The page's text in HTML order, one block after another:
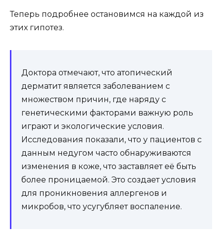
Теперь подробнее остановимся на каждой из
этих гипотез.
Доктора отмечают, что атопический
дерматит является заболеванием с
множеством причин, где наряду с
генетическими факторами важную роль
играют и экологические условия.
Исследования показали, что у пациентов с
данным недугом часто обнаруживаются
изменения в коже, что заставляет её быть
более проницаемой. Это создает условия
для проникновения аллергенов и
микробов, что усугубляет воспаление.